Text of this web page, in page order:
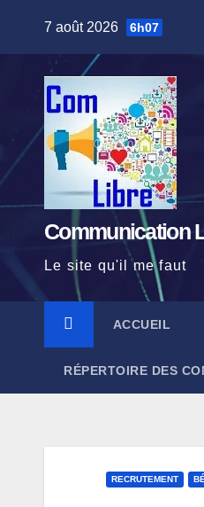
7 août 2026 6h07
Communication
Le site qu'il me faut
ACCUEIL
RÉPERTOIRE DES
RECRUTEMENT